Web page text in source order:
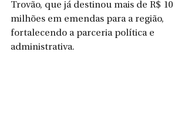
Trovão, que já destinou mais de R$ 10
milhões em emendas para a região,
fortalecendo a parceria política e
administrativa.